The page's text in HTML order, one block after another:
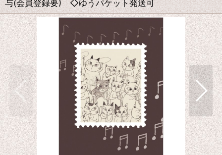
与(会員登録要) ◇ゆうパケット発送可